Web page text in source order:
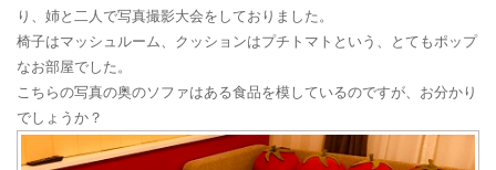
り、姉と二人で写真撮影大会をしておりました。
椅子はマッシュルーム、クッションはプチトマトという、とてもポップ
なお部屋でした。
こちらの写真の奥のソファはある食品を模しているのですが、お分かり
でしょうか？